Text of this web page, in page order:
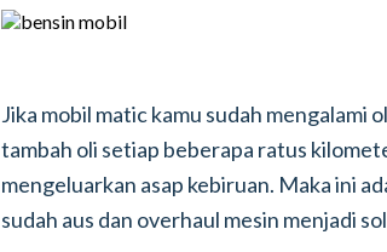
Jika mobil matic kamu sudah mengalami
tambah oli setiap beberapa ratus
mengeluarkan asap kebiruan. Maka ini
sudah aus dan overhaul mesin menjadi